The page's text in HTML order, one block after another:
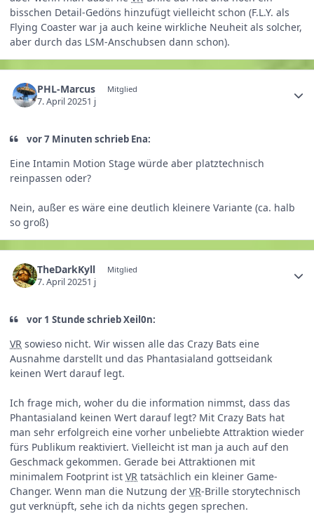
bisschen Detail-Gedöns hinzufügt vielleicht schon (F.L.Y. als
Flying Coaster war ja auch keine wirkliche Neuheit als solcher,
aber durch das LSM-Anschubsen dann schon).
PHL-Marcus Mitglied
7. April 20251 j
vor 7 Minuten schrieb Ena:
Eine Intamin Motion Stage würde aber platztechnisch
reinpassen oder?
Nein, außer es wäre eine deutlich kleinere Variante (ca. halb
so groß)
TheDarkKyll Mitglied
7. April 20251 j
vor 1 Stunde schrieb Xeil0n:
VR sowieso nicht. Wir wissen alle das Crazy Bats eine
Ausnahme darstellt und das Phantasialand gottseidank
keinen Wert darauf legt.
Ich frage mich, woher du die information nimmst, dass das
Phantasialand keinen Wert darauf legt? Mit Crazy Bats hat
man sehr erfolgreich eine vorher unbeliebte Attraktion wieder
fürs Publikum reaktiviert. Vielleicht ist man ja auch auf den
Geschmack gekommen. Gerade bei Attraktionen mit
minimalem Footprint ist VR tatsächlich ein kleiner Game-
Changer. Wenn man die Nutzung der VR-Brille storytechnisch
gut verknüpft, sehe ich da nichts gegen sprechen.